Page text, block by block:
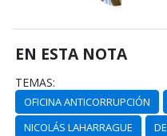
EN ESTA NOTA
TEMAS:
OFICINA ANTICORRUPCIÓN
NICOLÁS LAHARRAGUE